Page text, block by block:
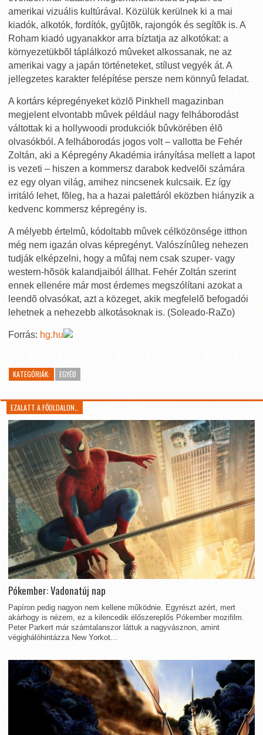
amerikai vizuális kultúrával. Közülük kerülnek ki a mai
kiadók, alkotók, fordítók, gyûjtõk, rajongók és segítõk is. A
Roham kiadó ugyanakkor arra bíztatja az alkotókat: a
környezetükbõl táplálkozó mûveket alkossanak, ne az
amerikai vagy a japán történeteket, stílust vegyék át. A
jellegzetes karakter felépítése persze nem könnyû feladat.
A kortárs képregényeket közlõ Pinkhell magazinban
megjelent elvontabb mûvek például nagy felháborodást
váltottak ki a hollywoodi produkciók bûvkörében élõ
olvasókból. A felháborodás jogos volt – vallotta be Fehér
Zoltán, aki a Képregény Akadémia irányítása mellett a lapot
is vezeti – hiszen a kommersz darabok kedvelõi számára
ez egy olyan világ, amihez nincsenek kulcsaik. Ez így
irritáló lehet, fõleg, ha a hazai palettáról eközben hiányzik a
kedvenc kommersz képregény is.
A mélyebb értelmû, kódoltabb mûvek célközönsége itthon
még nem igazán olvas képregényt. Valószínûleg nehezen
tudják elképzelni, hogy a mûfaj nem csak szuper- vagy
western-hõsök kalandjaiból állhat. Fehér Zoltán szerint
ennek ellenére már most érdemes megszólítani azokat a
leendõ olvasókat, azt a közeget, akik megfelelõ befogadói
lehetnek a nehezebb alkotásoknak is. (Soleado-RaZo)
Forrás: hg.hu
KATEGÓRIÁK: EGYÉB
EZALATT A FŐOLDALON…
Pókember: Vadonatúj nap
Papíron pedig nagyon nem kellene működnie. Egyrészt azért, mert
akárhogy is nézem, ez a kilencedik élőszereplős Pókember mozifilm.
Peter Parkert már számtalanszor láttuk a nagyvásznon, amint
végighálóhintázza New Yorkot...